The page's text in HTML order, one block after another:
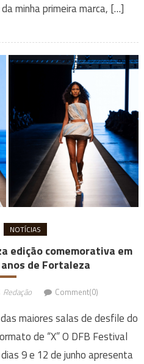
minha primeira marca, […]
NOTÍCIAS
edição comemorativa em
de Fortaleza
Redação Comment(0)
maiores salas de desfile do
de “X” O DFB Festival
9 e 12 de junho apresenta